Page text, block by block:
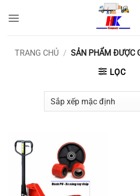
qua
TRANG CHỦ / SẢN PHẨM ĐƯỢC
LỌC